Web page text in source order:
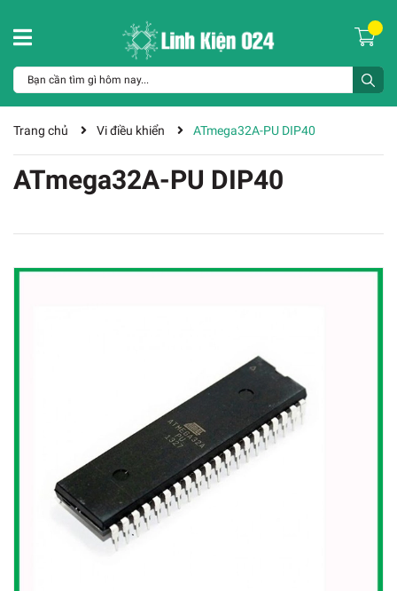
Trang chủ Vi điều khiển ATmega32A-PU DIP40
ATmega32A-PU DIP40